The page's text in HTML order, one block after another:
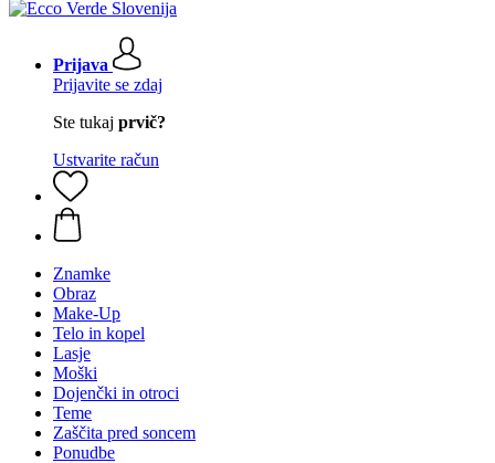
Prijava
Prijavite se zdaj
Ste tukaj prvič?
Ustvarite račun
Znamke
Obraz
Make-Up
Telo in kopel
Lasje
Moški
Dojenčki in otroci
Teme
Zaščita pred soncem
Ponudbe